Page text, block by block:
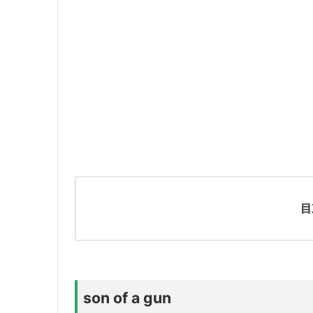
son of a gun